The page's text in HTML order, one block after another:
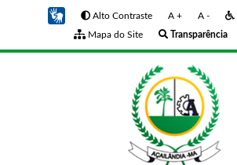
Alto Contraste A + A -
Mapa do Site
Transparência